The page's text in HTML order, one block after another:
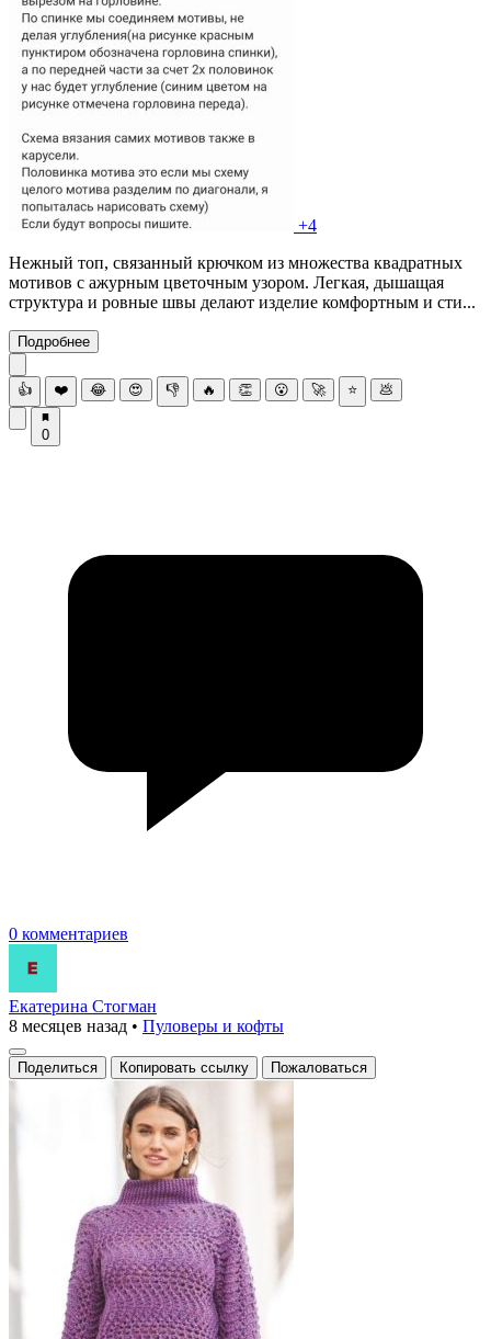
+4
Нежный топ, связанный крючком из множества квадратных
мотивов с ажурным цветочным узором. Легкая, дышащая
структура и ровные швы делают изделие комфортным и сти...
Подробнее
👍 ❤️ 😂 😍 👎 🔥 👏 😮 🚀 ⭐ 💩
0
0 комментариев
Екатерина Стогман
8 месяцев назад • Пуловеры и кофты
Поделиться Копировать ссылку Пожаловаться